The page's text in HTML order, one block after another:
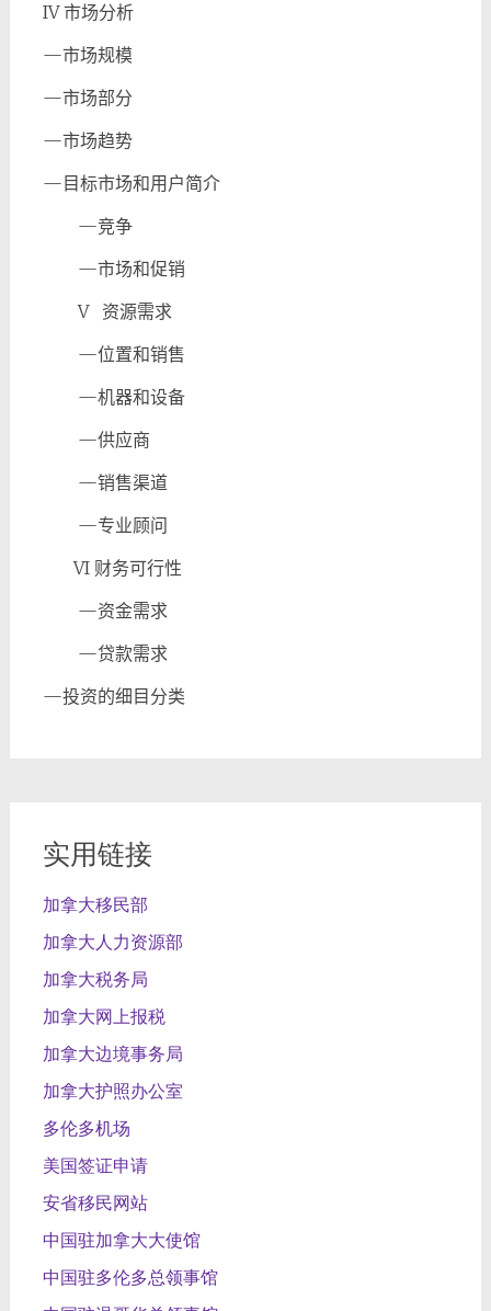
IV市场分析
—市场规模
—市场部分
—市场趋势
— 目标市场和用户简介
—竞争
—市场和促销
V 资源需求
—位置和销售
—机器和设备
—供应商
—销售渠道
—专业顾问
VI 财务可行性
—资金需求
—贷款需求
—投资的细目分类
实用链接
加拿大移民部
加拿大人力资源部
加拿大税务局
加拿大网上报税
加拿大边境事务局
加拿大护照办公室
多伦多机场
美国签证申请
安省移民网站
中国驻加拿大大使馆
中国驻多伦多总领事馆